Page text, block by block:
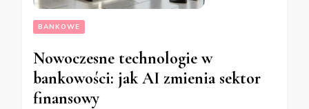
BANKOWE
Nowoczesne technologie w
bankowości: jak AI zmienia sektor
finansowy